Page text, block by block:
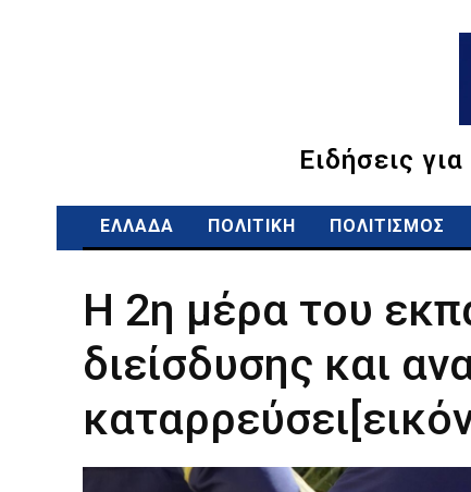
Ειδήσεις
ΕΛΛΑΔΑ ΠΟΛΙΤΙΚΗ ΠΟΛΙΤΙΣΜΟΣ
Η 2η μέρα του
διείσδυσης και